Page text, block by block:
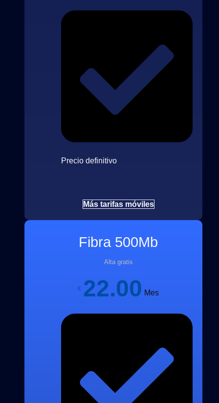
Precio definitivo
Más tarifas móviles
Fibra 500Mb
Alta gratis
€ 22.00 Mes